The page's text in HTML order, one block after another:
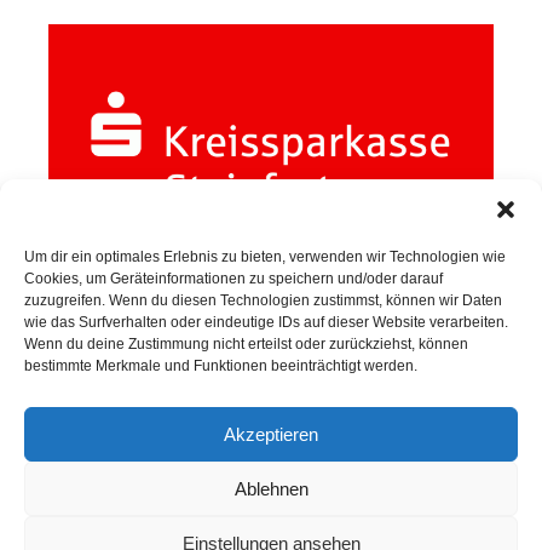
Um dir ein optimales Erlebnis zu bieten, verwenden wir Technologien wie
Cookies, um Geräteinformationen zu speichern und/oder darauf
zuzugreifen. Wenn du diesen Technologien zustimmst, können wir Daten
wie das Surfverhalten oder eindeutige IDs auf dieser Website verarbeiten.
Wenn du deine Zustimmung nicht erteilst oder zurückziehst, können
bestimmte Merkmale und Funktionen beeinträchtigt werden.
Akzeptieren
Ablehnen
Einstellungen ansehen
SPORTKEGELN